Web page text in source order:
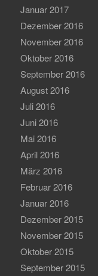
Januar 2017
Dezember 2016
November 2016
Oktober 2016
September 2016
August 2016
Juli 2016
Juni 2016
Mai 2016
April 2016
März 2016
Februar 2016
Januar 2016
Dezember 2015
November 2015
Oktober 2015
September 2015